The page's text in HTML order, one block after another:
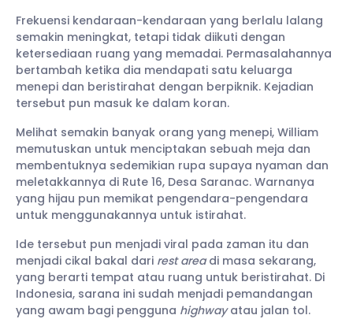
Frekuensi kendaraan-kendaraan yang berlalu lalang
semakin meningkat, tetapi tidak diikuti dengan
ketersediaan ruang yang memadai. Permasalahannya
bertambah ketika dia mendapati satu keluarga
menepi dan beristirahat dengan berpiknik. Kejadian
tersebut pun masuk ke dalam koran.
Melihat semakin banyak orang yang menepi, William
memutuskan untuk menciptakan sebuah meja dan
membentuknya sedemikian rupa supaya nyaman dan
meletakkannya di Rute 16, Desa Saranac. Warnanya
yang hijau pun memikat pengendara-pengendara
untuk menggunakannya untuk istirahat.
Ide tersebut pun menjadi viral pada zaman itu dan
menjadi cikal bakal dari rest areadi masa sekarang,
yang berarti tempat atau ruang untuk beristirahat. Di
Indonesia, sarana ini sudah menjadi pemandangan
yang awam bagi pengguna highwayatau jalan tol.